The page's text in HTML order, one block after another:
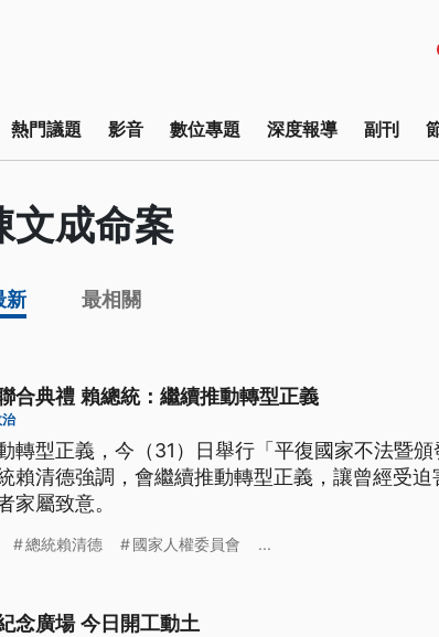
熱門議題 影音 數位專題 深度報導 副刊
文成命案
新 最相關
合典禮 賴總統：繼續推動轉型正義
轉型正義，今（31）日舉行「平復國家不法暨
賴清德強調，會繼續推動轉型正義，讓曾經受
家屬致意。
總統賴清德 國家人權委員會 ...
念廣場 今日開工動土